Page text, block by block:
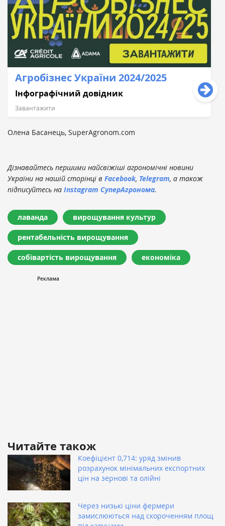
Агробізнес України 2024/2025
Інфографічний довідник
Завантажити
Олена Басанець, SuperAgronom.com
Дізнавайтесь першими найсвіжіші агрономічні новини
України на нашій сторінці в Facebook, Telegram, а також
підписуйтесь на Instagram СуперАгронома.
лаванда вирощування культур
рентабельність вирощування
собівартість вирощування економіка
Читайте також
Коефіцієнт 0,714: уряд змінив
розрахунок мінімальних експортних
цін на зернові та олійні
Через низькі ціни фермери
замислюються над скороченням площ